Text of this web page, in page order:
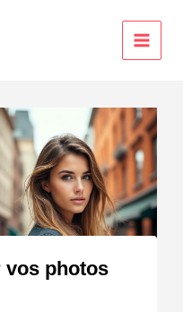
vos photos